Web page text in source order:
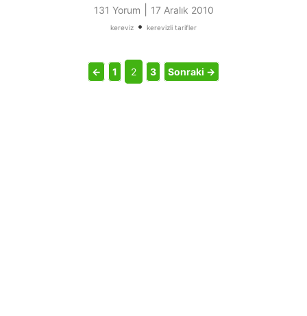
131 Yorum 17 Aralık 2010
kereviz • kerevizli tarifler
← 1 2 3 Sonraki →